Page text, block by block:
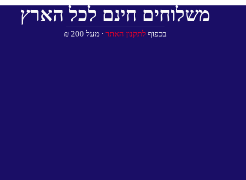
משלוחים חינם לכל הארץ
בכפוף לתקנון האתר ∙ מעל 200 ₪